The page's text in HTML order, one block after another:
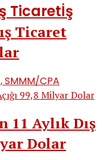
Ticaretİş
Ticaret
SMMM/CPA
11 Aylık Dış
Dolar